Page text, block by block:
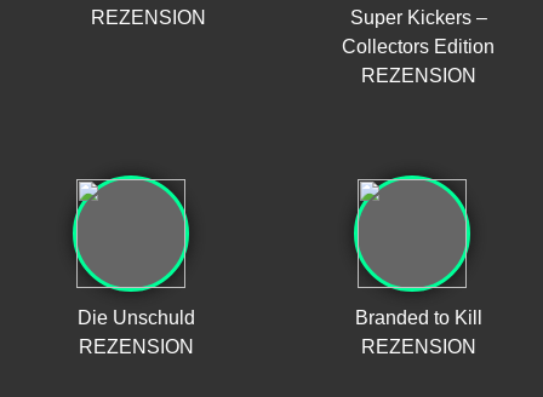
REZENSION
Super Kickers –
Collectors Edition
REZENSION
Die Unschuld
REZENSION
Branded to Kill
REZENSION